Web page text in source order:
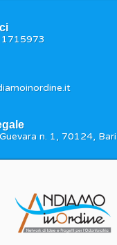
Guevara n. 1, 70124,